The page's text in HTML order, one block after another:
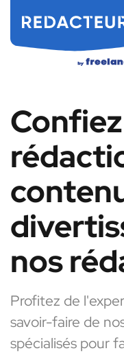
nos
Profitez de
savoir-faire de
spécialisés pour